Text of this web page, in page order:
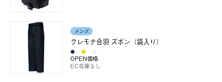
メンズ
クレモナ合羽 ズボン（袋入り）
OPEN価格
EC在庫なし